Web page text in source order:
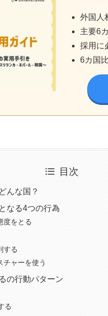
外国人
主要6
採用に
6カ国
目次
んな国？
なる4つの行為
度をとる
する
チャーを使う
の行動パターン
る